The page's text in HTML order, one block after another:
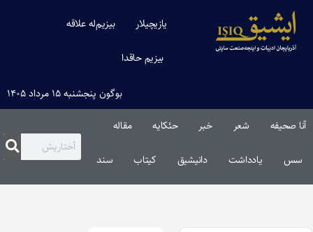
یازیچیلار بیزیم‌له علاقه
بیزیم حاقدا
بوگون پنجشنبه ۱۵ مرداد ۱۴۰۵
آنا صحیفه شعر خبر حئکایه مقاله‌
سس یادداشت دانیشیق کیتاب سند